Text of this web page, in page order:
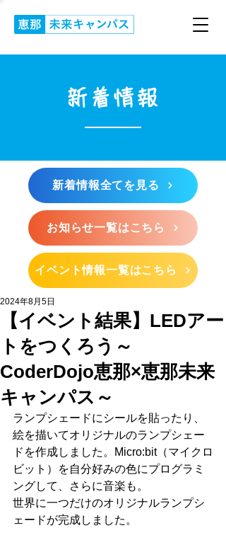
新着情報
新着情報全てを見る
お知らせ一覧はこちら
イベント情報一覧はこちら
【イベント結果】LEDアー
トをつくろう～
CoderDojo恵那×恵那未来
キャンパス～
2024年8月5日
ランプシェードにシールを貼ったり、
絵を描いてオリジナルのランプシェー
ドを作成しました。Micro:bit（マイクロ
ビット）を自分好みの色にプログラミ
ングして、さらに音楽も。
世界に一つだけのオリジナルランプシ
ェードが完成しました。